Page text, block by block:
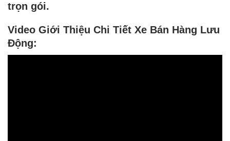
trọn gói.
Video Giới Thiệu Chi Tiết Xe Bán Hàng Lưu
Động: